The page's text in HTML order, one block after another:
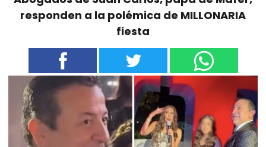
responden a la polémica de MILLONARIA
fiesta